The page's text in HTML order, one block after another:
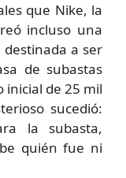
que Nike, la
incluso una
destinada a ser
de subastas
inicial de 25 mil
sucedió:
la subasta,
quién fue ni